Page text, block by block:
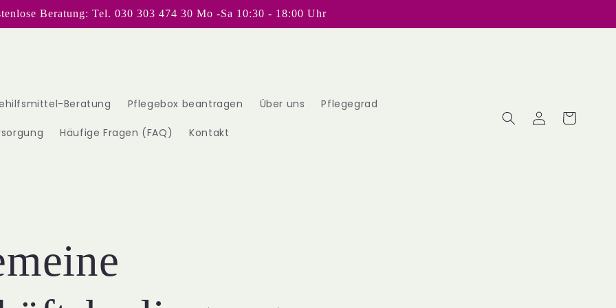
Beratung: Tel. 030 303 474 30 Mo -Sa 10:30 - 18:00 Uhr
Beratung Pflegebox beantragen Über uns Pflegegrad
Häufige Fragen (FAQ) Kontakt
EinloggenWarenkorb